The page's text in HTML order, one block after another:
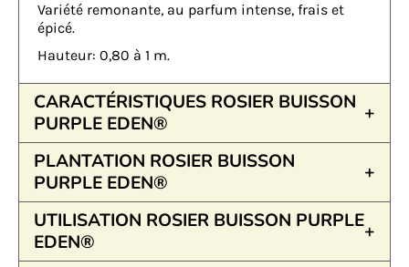
Variété remonante, au parfum intense, frais et
épicé.
Hauteur: 0,80 à 1 m.
CARACTÉRISTIQUES ROSIER BUISSON
PURPLE EDEN®
PLANTATION ROSIER BUISSON
PURPLE EDEN®
UTILISATION ROSIER BUISSON PURPLE
EDEN®